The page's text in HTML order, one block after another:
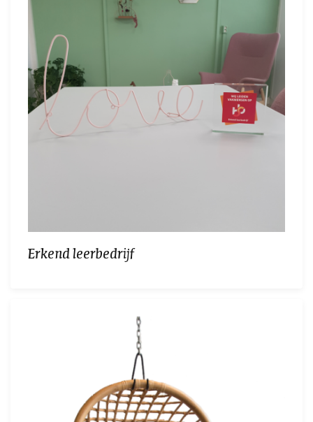
Erkend leerbedrijf